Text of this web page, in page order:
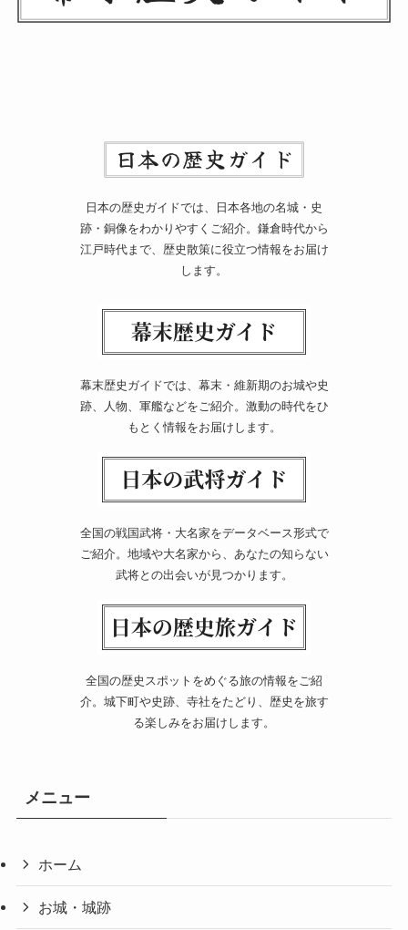
日本の歴史ガイドでは、日本各地の名城・史
跡・銅像をわかりやすくご紹介。鎌倉時代から
江戸時代まで、歴史散策に役立つ情報をお届け
します。
幕末歴史ガイドでは、幕末・維新期のお城や史
跡、人物、軍艦などをご紹介。激動の時代をひ
もとく情報をお届けします。
全国の戦国武将・大名家をデータベース形式で
ご紹介。地域や大名家から、あなたの知らない
武将との出会いが見つかります。
全国の歴史スポットをめぐる旅の情報をご紹
介。城下町や史跡、寺社をたどり、歴史を旅す
る楽しみをお届けします。
メニュー
ホーム
お城・城跡